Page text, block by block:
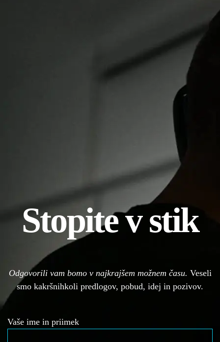
Stopite v stik
Odgovorili vam bomo v najkrajšem možnem času. Veseli
smo kakršnihkoli predlogov, pobud, idej in pozivov.
Vaše ime in priimek